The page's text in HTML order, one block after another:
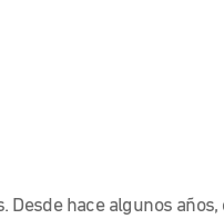
Desde hace algunos